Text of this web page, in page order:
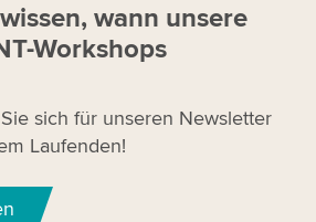
wann unsere
Workshops
sich für unseren Newsletter
Laufenden!